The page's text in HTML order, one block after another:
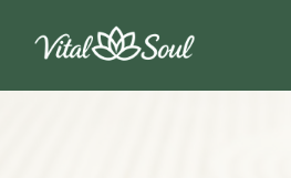
Őssejt aktivátor